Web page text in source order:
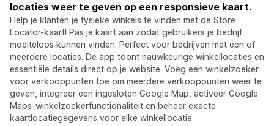
locaties weer te geven op een responsieve kaart.
Help je klanten je fysieke winkels te vinden met de Store
Locator-kaart! Pas je kaart aan zodat gebruikers je bedrijf
moeiteloos kunnen vinden. Perfect voor bedrijven met één of
meerdere locaties. De app toont nauwkeurige winkellocaties en
essentiële details direct op je website. Voeg een winkelzoeker
voor verkooppunten toe om meerdere verkooppunten weer te
geven, integreer een ingesloten Google Map, activeer Google
Maps-winkelzoekerfunctionaliteit en beheer exacte
kaartlocatiegegevens voor elke winkellocatie.